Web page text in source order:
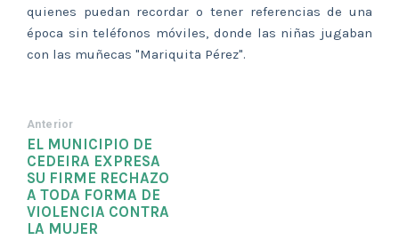
quienes puedan recordar o tener referencias de una
época sin teléfonos móviles, donde las niñas jugaban
con las muñecas "Mariquita Pérez".
Anterior
EL MUNICIPIO DE
CEDEIRA EXPRESA
SU FIRME RECHAZO
A TODA FORMA DE
VIOLENCIA CONTRA
LA MUJER